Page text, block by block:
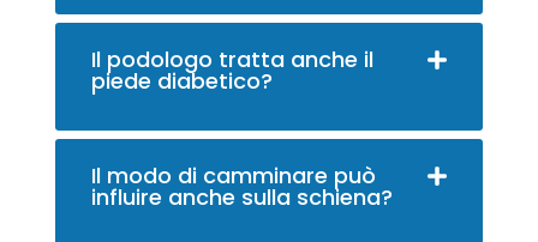
Il podologo tratta anche il
piede diabetico?
Il modo di camminare può
influire anche sulla schiena?